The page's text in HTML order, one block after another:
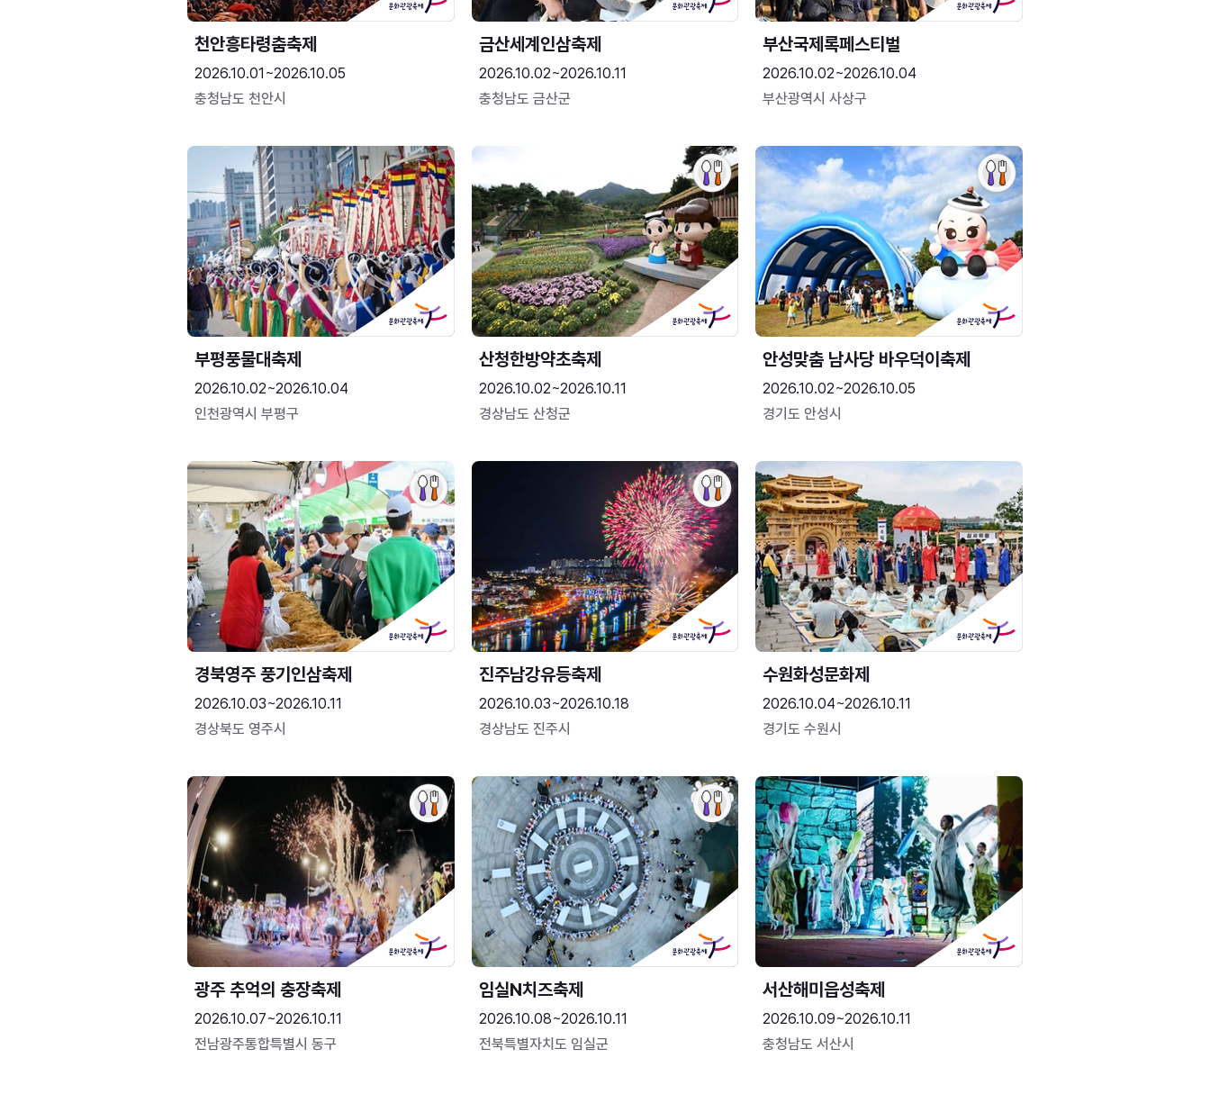
천안흥타령춤축제
2026.10.01~2026.10.05
충청남도 천안시
금산세계인삼축제
2026.10.02~2026.10.11
충청남도 금산군
부산국제록페스티벌
2026.10.02~2026.10.04
부산광역시 사상구
부평풍물대축제
2026.10.02~2026.10.04
인천광역시 부평구
산청한방약초축제
2026.10.02~2026.10.11
경상남도 산청군
안성맞춤 남사당 바우덕이축제
2026.10.02~2026.10.05
경기도 안성시
경북영주 풍기인삼축제
2026.10.03~2026.10.11
경상북도 영주시
진주남강유등축제
2026.10.03~2026.10.18
경상남도 진주시
수원화성문화제
2026.10.04~2026.10.11
경기도 수원시
광주 추억의 충장축제
2026.10.07~2026.10.11
전남광주통합특별시 동구
임실N치즈축제
2026.10.08~2026.10.11
전북특별자치도 임실군
서산해미읍성축제
2026.10.09~2026.10.11
충청남도 서산시